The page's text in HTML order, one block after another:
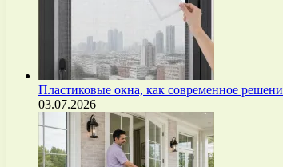
Пластиковые окна, как современное
03.07.2026